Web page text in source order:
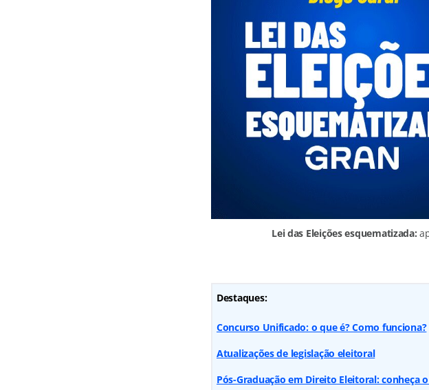
Lei das Eleições esquematizada:
Destaques:
Concurso Unificado: o que é? Como funciona?
Atualizações de legislação eleitoral
Pós-Graduação em Direito Eleitoral: conheça